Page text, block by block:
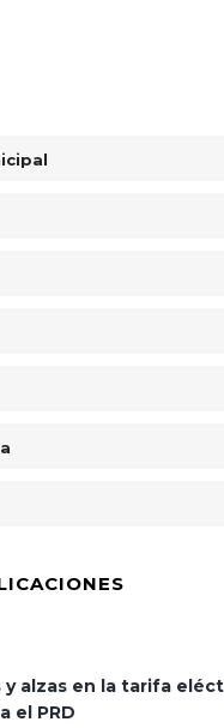
y alzas en la tarifa
el PRD